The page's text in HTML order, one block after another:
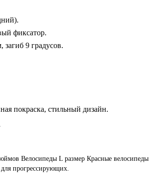
фиксатор.
9 градусов.
покраска, стильный дизайн.
Велосипеды L размер Красные велосипеды
прогрессирующих.